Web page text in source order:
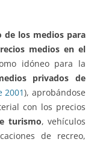
de los medios para
medios en el
idóneo para la
privados de
2001), aprobándose
con los precios
turismo, vehículos
de recreo,